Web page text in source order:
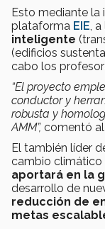
Esto mediante la
plataforma EIE,
inteligente
(edificios
cabo los
“El proyecto
conductor y
robusta y
AMM”, comentó
El también líder
cambio climático
aportará en la
desarrollo de
reducción de
metas